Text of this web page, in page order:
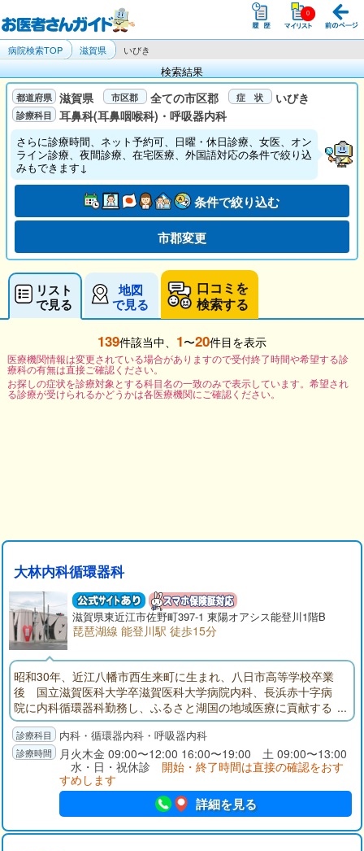
病院検索TOP 滋賀県 いびき
検索結果
滋賀県 全ての市区郡
いびき
耳鼻科(耳鼻咽喉科)・呼吸器内科
さらに診療時間、ネット予約可、日曜・休日診療、女医、オン
ライン診療、夜間診療、在宅医療、外国語対応の条件で絞り込
みもできます↓
条件で絞り込む
市郡変更
リスト
で見る
地図
で見る
口コミを
検索する
139件該当中、 1〜20件目を表示
医療機関情報は変更されている場合がありますので受付終了時間や希望する診
療科の有無は直接ご確認ください。
お探しの症状を診療対象とする科目名の一致のみで表示しています。希望され
る診療が受けられるかどうかは各医療機関にご確認ください。
大林内科循環器科
滋賀県東近江市佐野町397-1 東陽オアシス能登川1階B
琵琶湖線 能登川駅 徒歩15分
昭和30年、近江八幡市西生来町に生まれ、八日市高等学校卒業
後 国立滋賀医科大学卒滋賀医科大学病院内科、長浜赤十字病
院に内科循環器科勤務し、ふるさと湖国の地域医療に貢献する
ため新規に診療所を開設しました。25年の病院勤務経験を生か
し、内科全般に対する診療、特に高血圧、心臓病、動脈硬化な
どの循環器疾患、生活習慣病、呼吸器疾患の診療を総合的に行
内科・循環器内科・呼吸器内科
月火木金 09:00〜12:00 16:00〜19:00 土 09:00〜13:00
水・日・祝休診 開始・終了時間は直接の確認をおす
すめします
詳細を見る